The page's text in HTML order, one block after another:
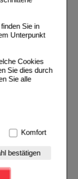
Sie in
Unterpunkt
Cookies
Sie dies durch
Sie alle
es sich um
Warenkorb,
verzichtet
Komfort
bestätigen